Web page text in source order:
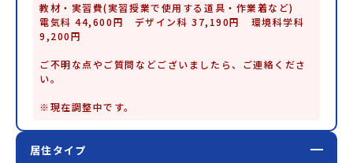
教材・実習費(実習授業で使用する道具・作業着など)
電気科 44,600円　デザイン科 37,190円　環境科学科
9,200円
ご不明な点やご質問などございましたら、ご連絡くださ
い。
※現在調整中です。
居住タイプ